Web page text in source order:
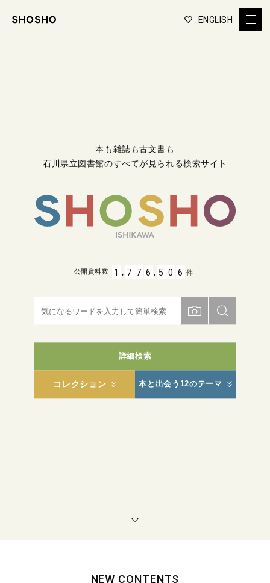
ENGLISH
本も雑誌も古文書も
石川県立図書館のすべてが見られる検索サイト
詳細検索
コレクション 本と出会う12のテーマ
公開資料数 1 , 7 7 6 , 5 0 6 件
NEW CONTENTS